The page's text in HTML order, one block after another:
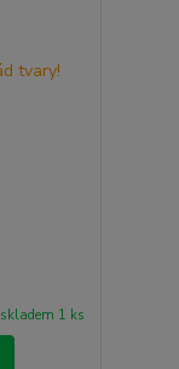
skladem 1 ks